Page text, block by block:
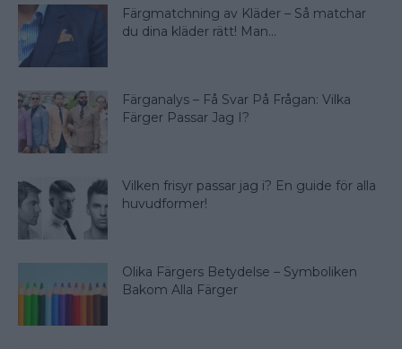
Färgmatchning av Kläder – Så matchar
du dina kläder rätt! Man...
Färganalys – Få Svar På Frågan: Vilka
Färger Passar Jag I?
Vilken frisyr passar jag i? En guide för alla
huvudformer!
Olika Färgers Betydelse – Symboliken
Bakom Alla Färger